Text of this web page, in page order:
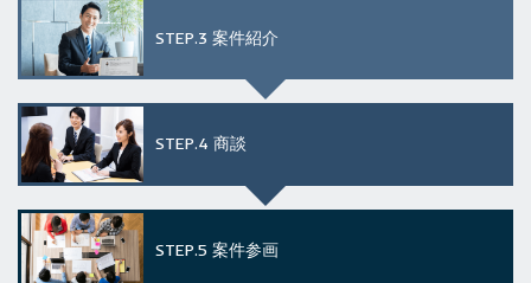
STEP.3 案件紹介
STEP.4 商談
STEP.5 案件参画